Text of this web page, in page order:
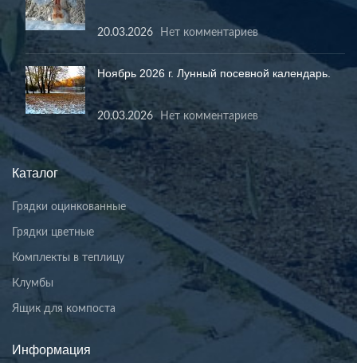
20.03.2026 Нет комментариев
Ноябрь 2026 г. Лунный посевной календарь.
20.03.2026 Нет комментариев
Каталог
Грядки оцинкованные
Грядки цветные
Комплекты в теплицу
Клумбы
Ящик для компоста
Информация